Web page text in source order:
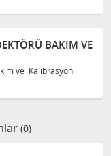
BAKIM VE
ve Kalibrasyon
(0)